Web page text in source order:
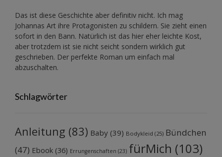
Das ist diese Geschichte aber definitiv nicht. Ich mag
Johannas Art ihre Protagonisten zu schildern. Sie zieht einen
sofort in den Bann. Natürlich ist das hier eher leichte Kost,
aber trotzdem ist sie nicht seicht sondern wirklich gut
geschrieben. Der perfekte Roman um einfach mal
abzuschalten.
Schlagwörter
Anleitung (83) Baby (39) Bodykleid (25) Bündchen
(47) Ebook (36) Errungenschaften (23) fürMich (103)